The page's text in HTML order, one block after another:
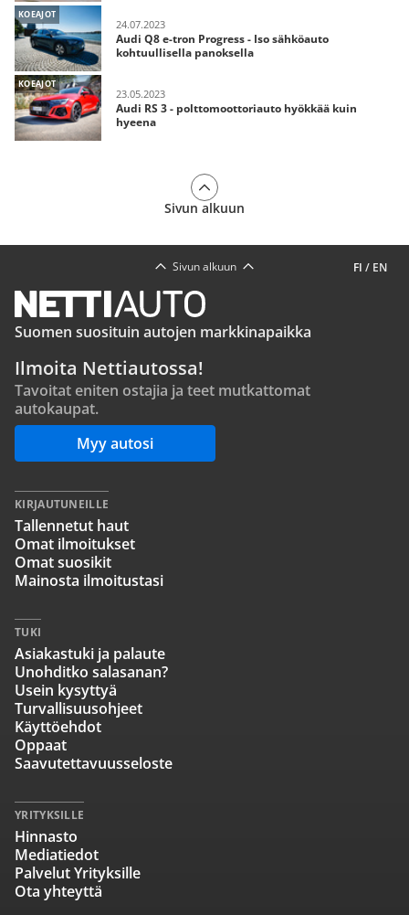
KOEAJOT
24.07.2023
Audi Q8 e-tron Progress - Iso sähköauto
kohtuullisella panoksella
KOEAJOT
23.05.2023
Audi RS 3 - polttomoottoriauto hyökkää kuin
hyeena
Sivun alkuun
FI / EN
Sivun alkuun
Suomen suosituin autojen markkinapaikka
Ilmoita Nettiautossa!
Tavoitat eniten ostajia ja teet mutkattomat
autokaupat.
Myy autosi
KIRJAUTUNEILLE
Tallennetut haut
Omat ilmoitukset
Omat suosikit
Mainosta ilmoitustasi
TUKI
Asiakastuki ja palaute
Unohditko salasanan?
Usein kysyttyä
Turvallisuusohjeet
Käyttöehdot
Oppaat
Saavutettavuusseloste
YRITYKSILLE
Hinnasto
Mediatiedot
Palvelut Yrityksille
Ota yhteyttä